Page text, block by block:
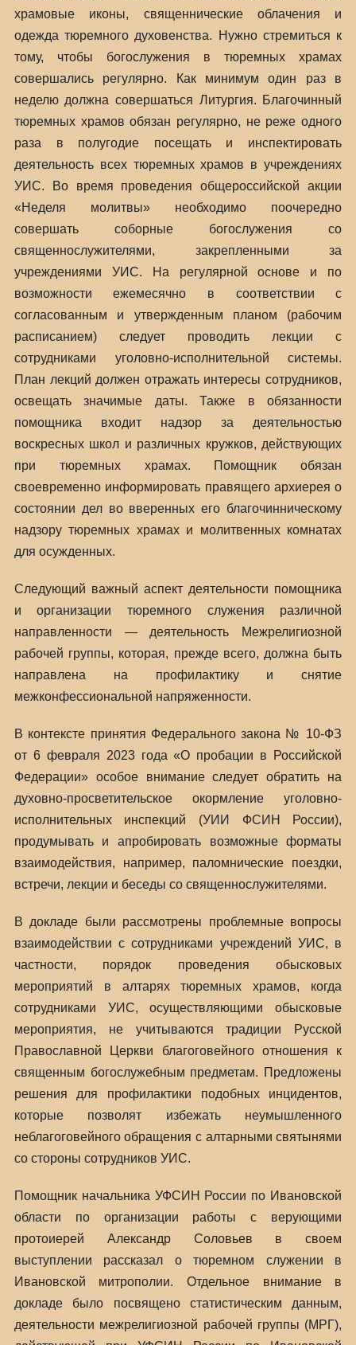
храмовые иконы, священнические облачения и
одежда тюремного духовенства. Нужно стремиться к
тому, чтобы богослужения в тюремных храмах
совершались регулярно. Как минимум один раз в
неделю должна совершаться Литургия. Благочинный
тюремных храмов обязан регулярно, не реже одного
раза в полугодие посещать и инспектировать
деятельность всех тюремных храмов в учреждениях
УИС. Во время проведения общероссийской акции
«Неделя молитвы» необходимо поочередно
совершать соборные богослужения со
священнослужителями, закрепленными за
учреждениями УИС. На регулярной основе и по
возможности ежемесячно в соответствии с
согласованным и утвержденным планом (рабочим
расписанием) следует проводить лекции с
сотрудниками уголовно-исполнительной системы.
План лекций должен отражать интересы сотрудников,
освещать значимые даты. Также в обязанности
помощника входит надзор за деятельностью
воскресных школ и различных кружков, действующих
при тюремных храмах. Помощник обязан
своевременно информировать правящего архиерея о
состоянии дел во вверенных его благочинническому
надзору тюремных храмах и молитвенных комнатах
для осужденных.
Следующий важный аспект деятельности помощника
и организации тюремного служения различной
направленности — деятельность Межрелигиозной
рабочей группы, которая, прежде всего, должна быть
направлена на профилактику и снятие
межконфессиональной напряженности.
В контексте принятия Федерального закона № 10-ФЗ
от 6 февраля 2023 года «О пробации в Российской
Федерации» особое внимание следует обратить на
духовно-просветительское окормление уголовно-
исполнительных инспекций (УИИ ФСИН России),
продумывать и апробировать возможные форматы
взаимодействия, например, паломнические поездки,
встречи, лекции и беседы со священнослужителями.
В докладе были рассмотрены проблемные вопросы
взаимодействии с сотрудниками учреждений УИС, в
частности, порядок проведения обысковых
мероприятий в алтарях тюремных храмов, когда
сотрудниками УИС, осуществляющими обысковые
мероприятия, не учитываются традиции Русской
Православной Церкви благоговейного отношения к
священным богослужебным предметам. Предложены
решения для профилактики подобных инцидентов,
которые позволят избежать неумышленного
неблагоговейного обращения с алтарными святынями
со стороны сотрудников УИС.
Помощник начальника УФСИН России по Ивановской
области по организации работы с верующими
протоиерей Александр Соловьев в своем
выступлении рассказал о тюремном служении в
Ивановской митрополии. Отдельное внимание в
докладе было посвящено статистическим данным,
деятельности межрелигиозной рабочей группы (МРГ),